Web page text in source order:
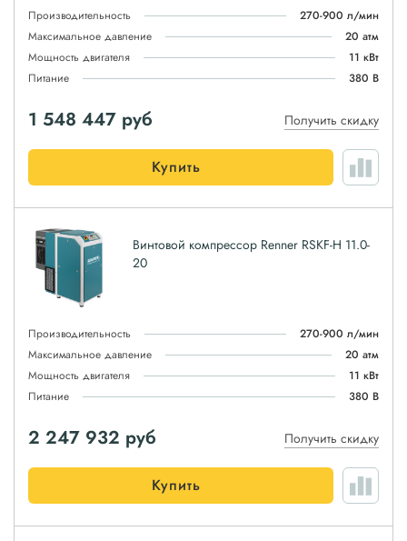
Производительность
270-900 л/мин
Максимальное давление
20 атм
Мощность двигателя
11 кВт
Питание
380 В
1 548 447 руб Получить скидку
Купить
Винтовой компрессор Renner RSKF-H 11.0-
20
Производительность
270-900 л/мин
Максимальное давление
20 атм
Мощность двигателя
11 кВт
Питание
380 В
2 247 932 руб Получить скидку
Купить